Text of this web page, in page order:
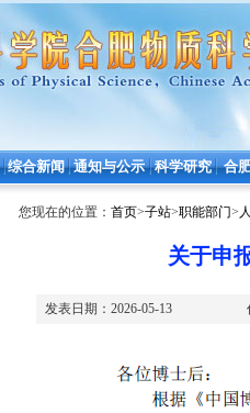
综合新闻 通知与公示 科学研究 合
您现在的位置： 首页>子站>职能部门>
关于申
发表日期： 2026-05-13